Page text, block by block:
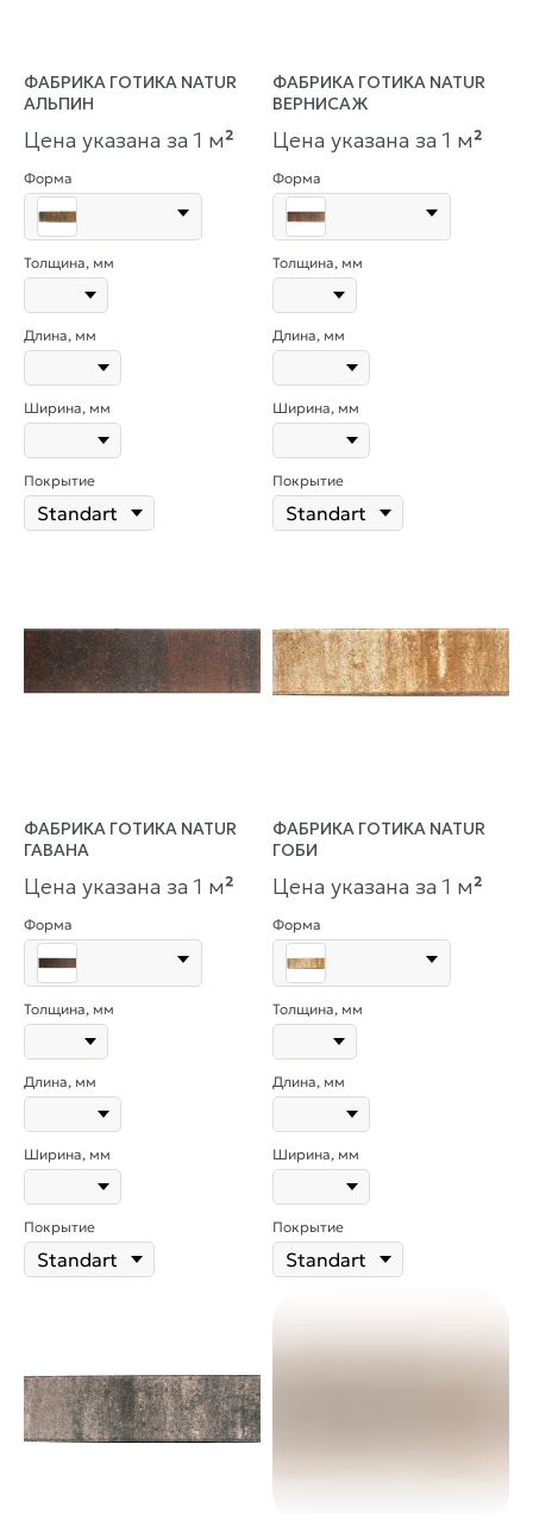
ФАБРИКА ГОТИКА NATUR
АЛЬПИН
Цена указана за 1 м²
Форма
Толщина, мм
Длина, мм
Ширина, мм
Покрытие
ФАБРИКА ГОТИКА NATUR
ВЕРНИСАЖ
Цена указана за 1 м²
Форма
Толщина, мм
Длина, мм
Ширина, мм
Покрытие
ФАБРИКА ГОТИКА NATUR
ГАВАНА
Цена указана за 1 м²
Форма
Толщина, мм
Длина, мм
Ширина, мм
Покрытие
ФАБРИКА ГОТИКА NATUR
ГОБИ
Цена указана за 1 м²
Форма
Толщина, мм
Длина, мм
Ширина, мм
Покрытие